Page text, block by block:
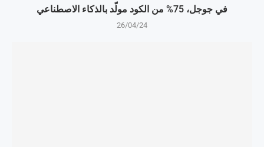
في جوجل، 75% من الكود مولّد بالذكاء الاصطناعي
26/04/24